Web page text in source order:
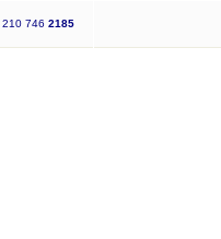
210 746 2185